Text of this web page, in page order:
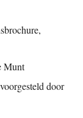
Munt
door